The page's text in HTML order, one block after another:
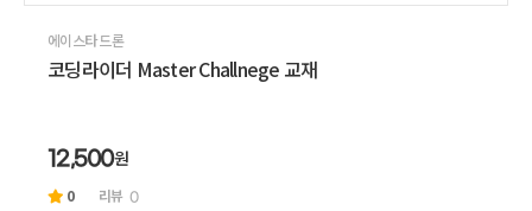
에이스타 드론
코딩라이더 Master Challnege 교재
12,500원
0 리뷰 0